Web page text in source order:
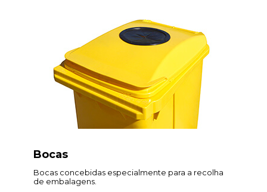
Bocas
Bocas concebidas especialmente para a recolha
de embalagens.